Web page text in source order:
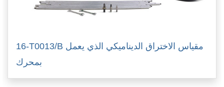
16-T0013/B مقياس الاختراق الديناميكي الذي يعمل
بمحرك